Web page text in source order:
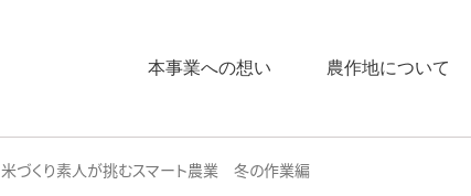
本事業への想い 農作地について
米づくり素人が挑むスマート農業 冬の作業編